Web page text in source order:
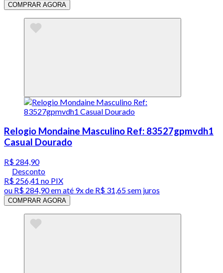
COMPRAR AGORA
Relogio Mondaine Masculino Ref: 83527gpmvdh1
Casual Dourado
R$ 284,90
Desconto
R$ 256,41 no PIX
ou R$ 284,90em até 9x de R$ 31,65 sem juros
COMPRAR AGORA